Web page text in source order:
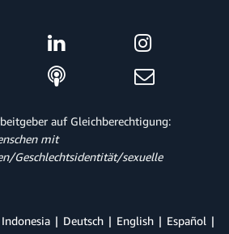
auf Gleichberechtigung:
mit
Geschlechtsidentität/sexuelle
Indonesia Deutsch English
Español